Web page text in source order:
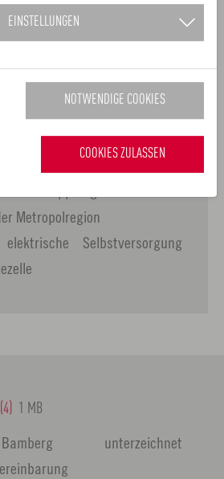
eigenes "Platz für"-
die Metropolregion antreibt
erlernbar?
Metropolregion
elektrische Selbstversorgung
1 MB
unterzeichnet
EINSTELLUNGEN
NOTWENDIGE COOKIES
COOKIES ZULASSEN